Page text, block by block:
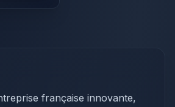
française innovante,